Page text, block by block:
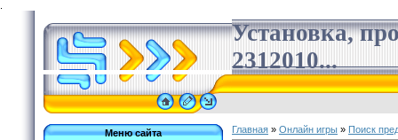
Установка,
2312010...
Меню сайта
Главная » Онлайн игры » Поиск